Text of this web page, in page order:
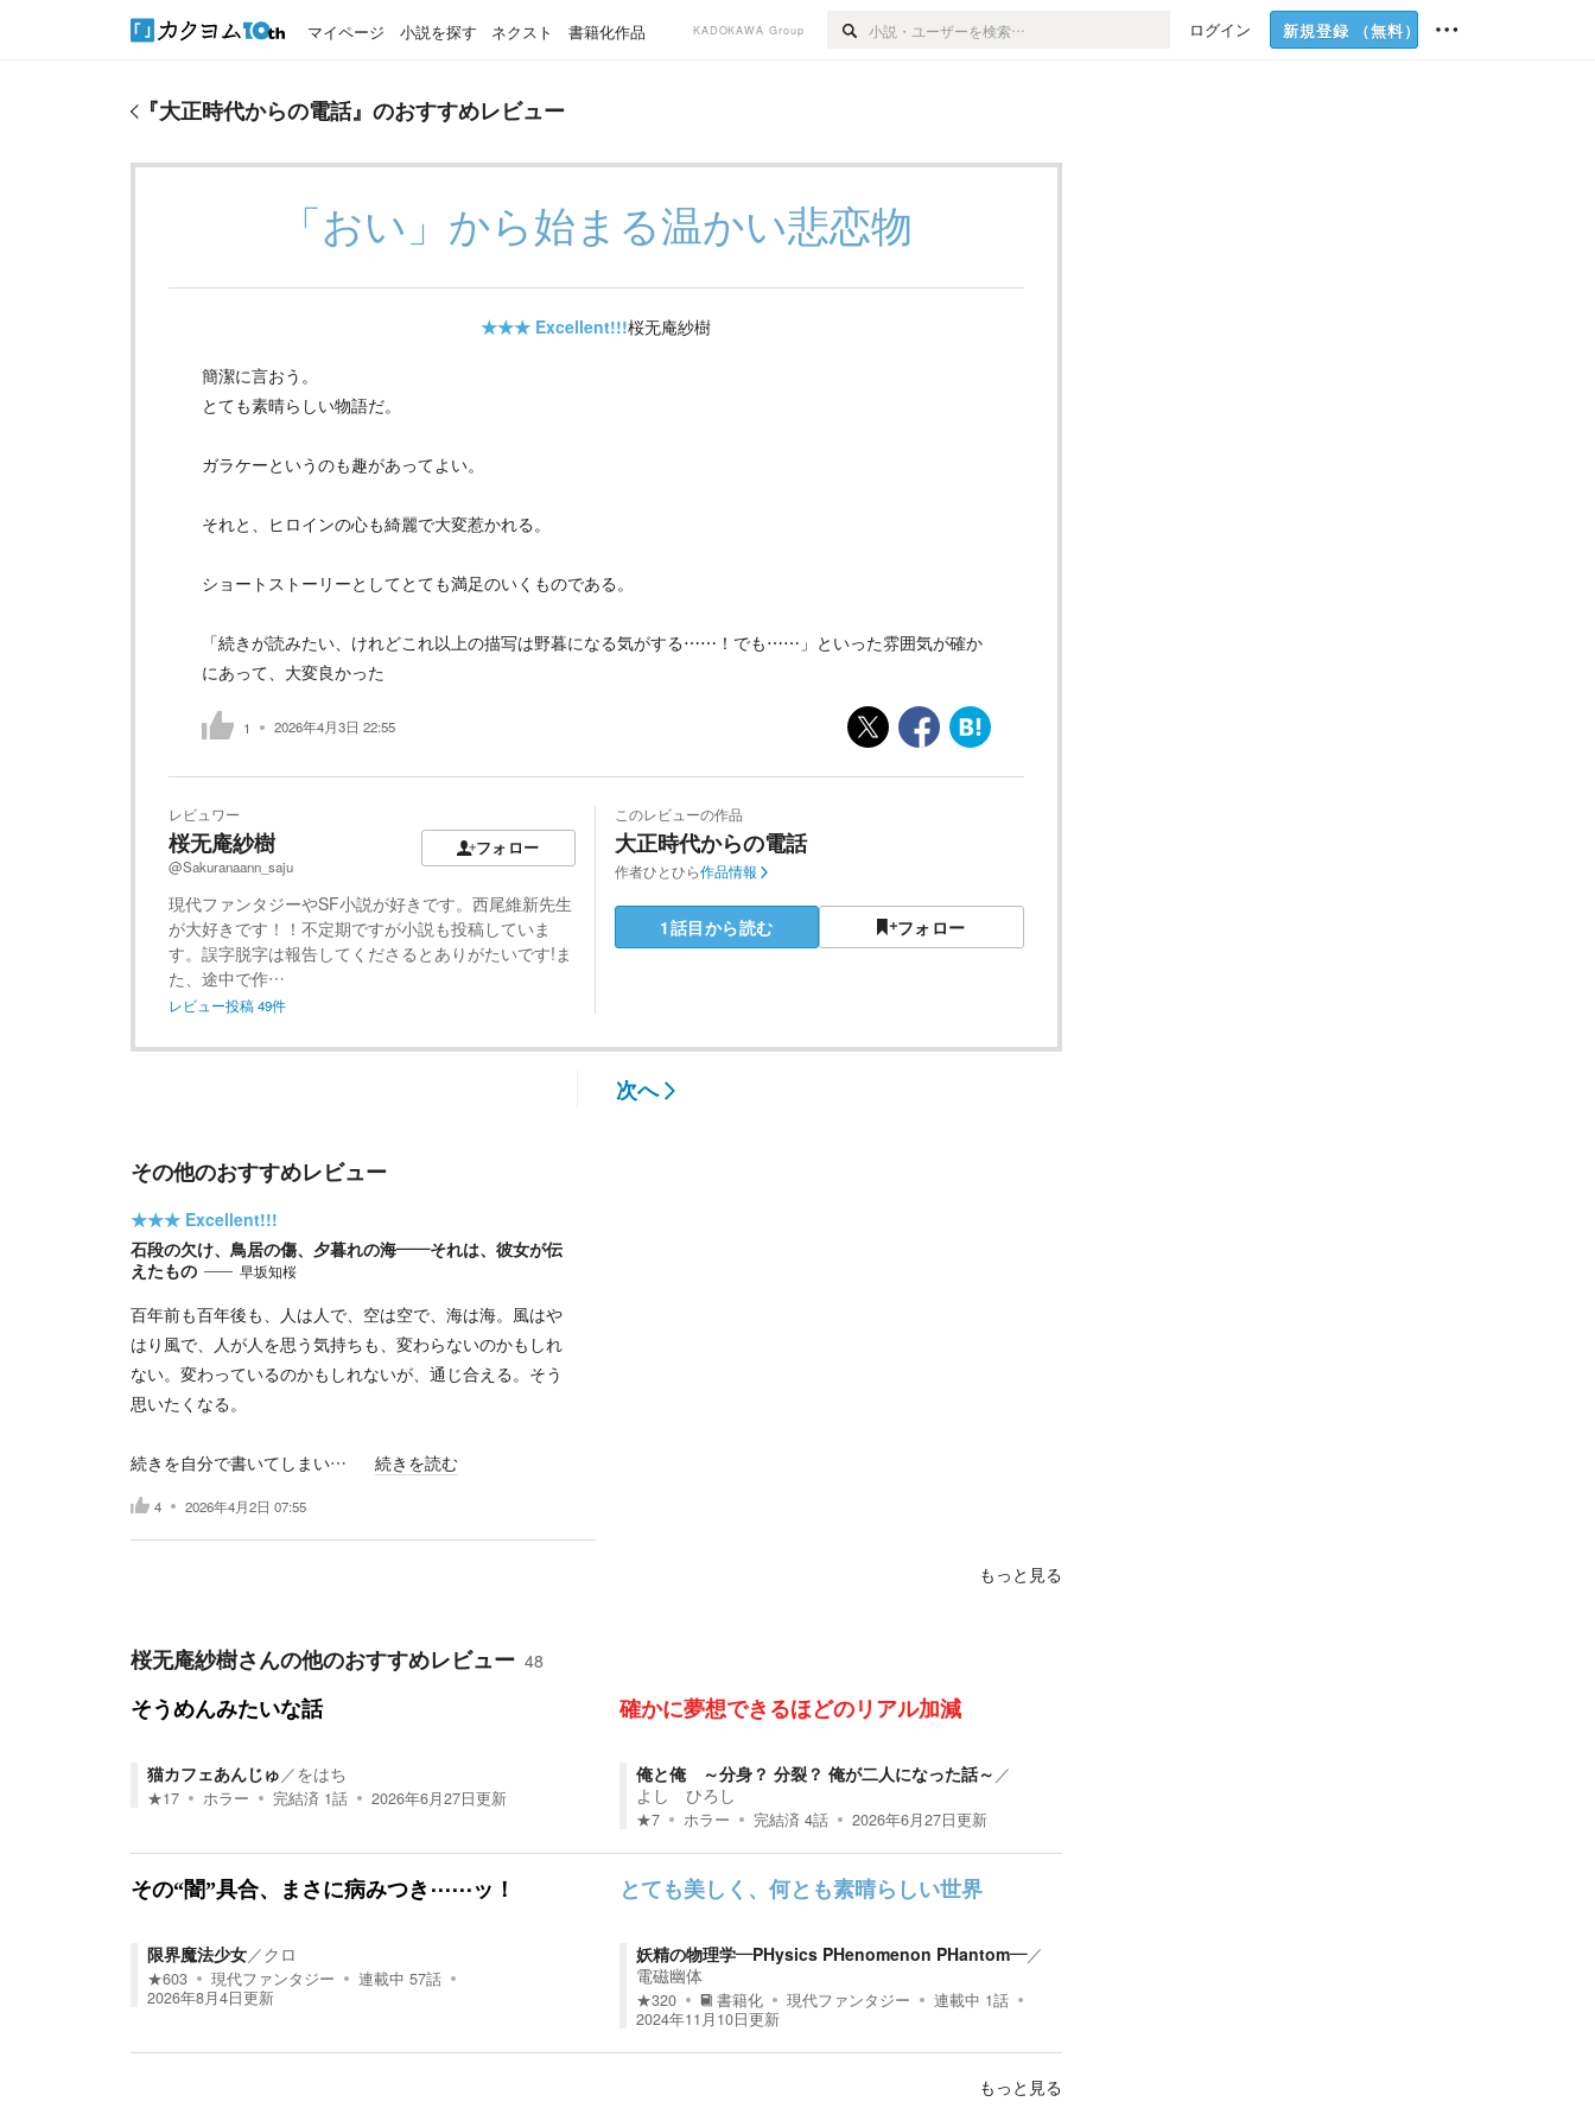
マイページ 小説を探す ネクスト 書籍化作品 KADOKAWA Group ログイン 新規登録 （無料）
『大正時代からの電話』のおすすめレビュー
「おい」から始まる温かい悲恋物
★★★ Excellent!!!桜无庵紗樹
簡潔に言おう。
とても素晴らしい物語だ。
ガラケーというのも趣があってよい。
それと、ヒロインの心も綺麗で大変惹かれる。
ショートストーリーとしてとても満足のいくものである。
「続きが読みたい、けれどこれ以上の描写は野暮になる気がする⋯⋯！でも⋯⋯」といった雰囲気が確か
にあって、大変良かった
1 2026年4月3日 22:55
レビュワー
桜无庵紗樹
@Sakuranaann_saju
フォロー
現代ファンタジーやSF小説が好きです。西尾維新先生
が大好きです！！不定期ですが小説も投稿していま
す。誤字脱字は報告してくださるとありがたいです!ま
た、途中で作…
レビュー投稿49件
このレビューの作品
大正時代からの電話
作者ひとひら作品情報
1話目から読む フォロー
次へ
その他のおすすめレビュー
★★★ Excellent!!!
石段の欠け、鳥居の傷、夕暮れの海——それは、彼女が伝
えたもの
早坂知桜
百年前も百年後も、人は人で、空は空で、海は海。風はや
はり風で、人が人を思う気持ちも、変わらないのかもしれ
ない。変わっているのかもしれないが、通じ合える。そう
思いたくなる。
続きを自分で書いてしまい… 続きを読む
4 2026年4月2日 07:55
もっと見る
桜无庵紗樹さんの他のおすすめレビュー 48
そうめんみたいな話
猫カフェあんじゅ／をはち
★17 ホラー 完結済 1話 2026年6月27日更新
確かに夢想できるほどのリアル加減
俺と俺 ～分身？ 分裂？ 俺が二人になった話～ ／
よし ひろし
★7 ホラー 完結済 4話 2026年6月27日更新
その“闇”具合、まさに病みつき⋯⋯ッ！
限界魔法少女／クロ
★603 現代ファンタジー 連載中 57話
2026年8月4日更新
とても美しく、何とも素晴らしい世界
妖精の物理学―PHysics PHenomenon PHantom―／
電磁幽体
★320 書籍化 現代ファンタジー 連載中 1話
2024年11月10日更新
もっと見る